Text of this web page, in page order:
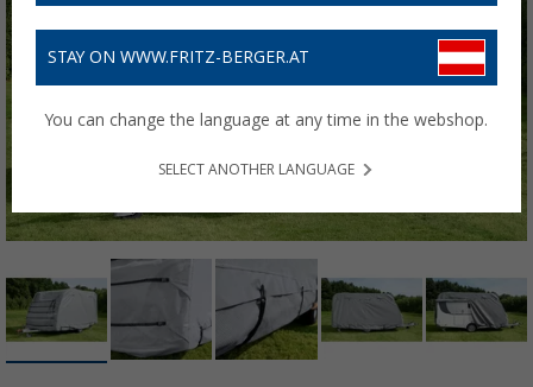
STAY ON WWW.FRITZ-BERGER.AT
You can change the language at any time in the webshop.
SELECT ANOTHER LANGUAGE